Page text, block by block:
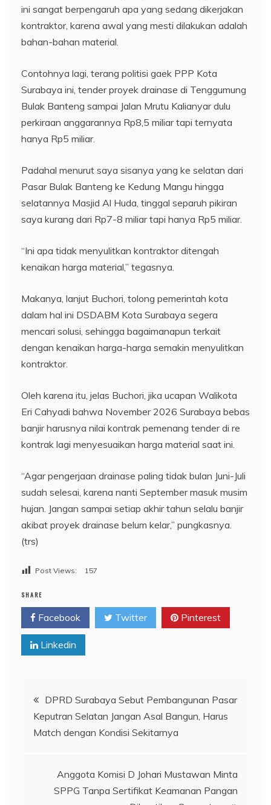
ini sangat berpengaruh apa yang sedang dikerjakan
kontraktor, karena awal yang mesti dilakukan adalah
bahan-bahan material.
Contohnya lagi, terang politisi gaek PPP Kota
Surabaya ini, tender proyek drainase di Tenggumung
Bulak Banteng sampai Jalan Mrutu Kalianyar dulu
perkiraan anggarannya Rp8,5 miliar tapi ternyata
hanya Rp5 miliar.
Padahal menurut saya sisanya yang ke selatan dari
Pasar Bulak Banteng ke Kedung Mangu hingga
selatannya Masjid Al Huda, tinggal separuh pikiran
saya kurang dari Rp7-8 miliar tapi hanya Rp5 miliar.
“Ini apa tidak menyulitkan kontraktor ditengah
kenaikan harga material,” tegasnya.
Makanya, lanjut Buchori, tolong pemerintah kota
dalam hal ini DSDABM Kota Surabaya segera
mencari solusi, sehingga bagaimanapun terkait
dengan kenaikan harga-harga semakin menyulitkan
kontraktor.
Oleh karena itu, jelas Buchori, jika ucapan Walikota
Eri Cahyadi bahwa November 2026 Surabaya bebas
banjir harusnya nilai kontrak pemenang tender di re
kontrak lagi menyesuaikan harga material saat ini.
“Agar pengerjaan drainase paling tidak bulan Juni-Juli
sudah selesai, karena nanti September masuk musim
hujan. Jangan sampai setiap akhir tahun selalu banjir
akibat proyek drainase belum kelar,” pungkasnya.
(trs)
Post Views: 157
SHARE
Facebook Twitter Pinterest
Linkedin
Navigasi
pos
DPRD Surabaya Sebut Pembangunan Pasar
Keputran Selatan Jangan Asal Bangun, Harus
Match dengan Kondisi Sekitarnya
Anggota Komisi D Johari Mustawan Minta
SPPG Tanpa Sertifikat Keamanan Pangan